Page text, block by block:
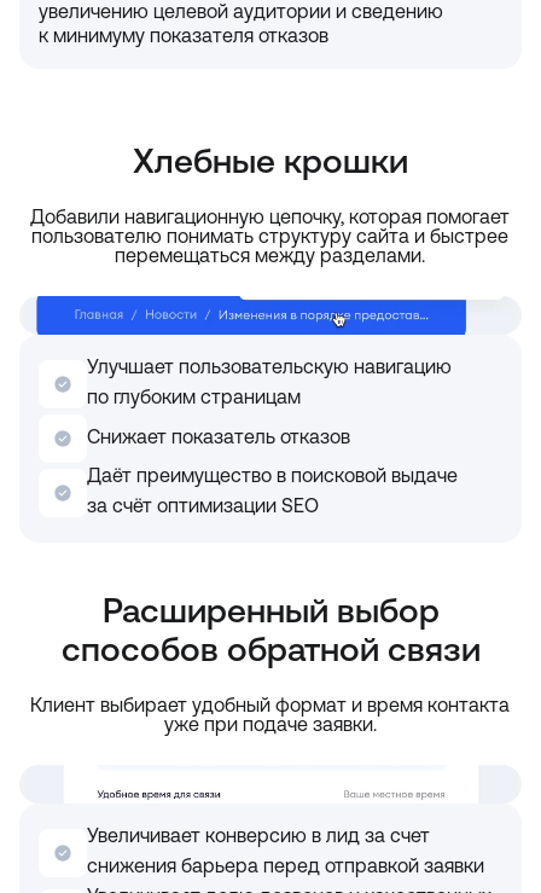
увеличению целевой аудитории и сведению
к минимуму показателя отказов
Хлебные крошки
Добавили навигационную цепочку, которая помогает
пользователю понимать структуру сайта и быстрее
перемещаться между разделами.
Улучшает пользовательскую навигацию
по глубоким страницам
Снижает показатель отказов
Даёт преимущество в поисковой выдаче
за счёт оптимизации SEO
Расширенный выбор
способов обратной связи
Клиент выбирает удобный формат и время контакта
уже при подаче заявки.
Увеличивает конверсию в лид за счет
снижения барьера перед отправкой заявки